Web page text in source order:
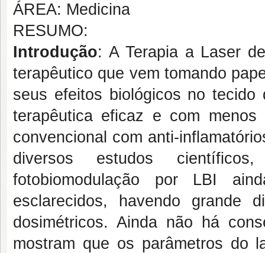
ÁREA: Medicina
RESUMO:
Introdução: A Terapia a Laser
terapêutico que vem tomando
seus efeitos biológicos no
terapêutica eficaz e com
convencional com anti-
diversos estudos
fotobiomodulação por LBI
esclarecidos, havendo grande
dosimétricos. Ainda não há
mostram que os parâmetros do